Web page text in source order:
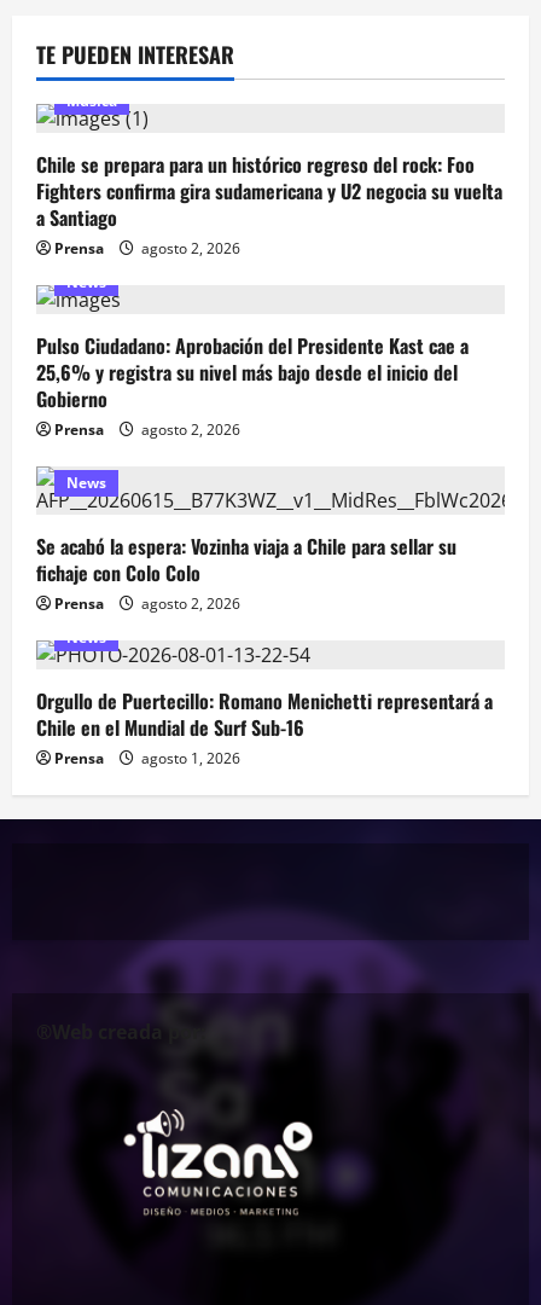
TE PUEDEN INTERESAR
Música
Chile se prepara para un histórico regreso del rock: Foo
Fighters confirma gira sudamericana y U2 negocia su vuelta
a Santiago
Prensa
agosto 2, 2026
News
Pulso Ciudadano: Aprobación del Presidente Kast cae a
25,6% y registra su nivel más bajo desde el inicio del
Gobierno
Prensa agosto 2, 2026
News
Se acabó la espera: Vozinha viaja a Chile para sellar su
fichaje con Colo Colo
Prensa
agosto 2, 2026
News
Orgullo de Puertecillo: Romano Menichetti representará a
Chile en el Mundial de Surf Sub-16
Prensa agosto 1, 2026
®Web creada por: